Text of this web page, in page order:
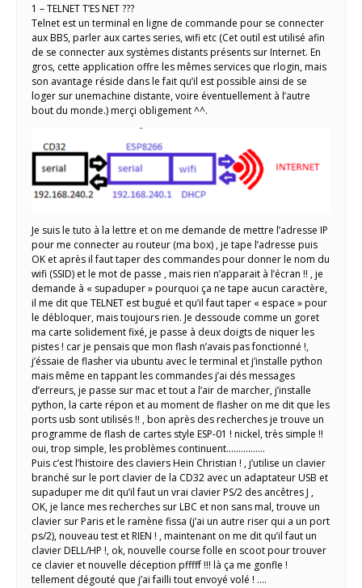
1 – TELNET T’ES NET ???
Telnet est un terminal en ligne de commande pour se connecter
aux BBS, parler aux cartes series, wifi etc (Cet outil est utilisé afin
de se connecter aux systèmes distants présents sur Internet. En
gros, cette application offre les mêmes services que rlogin, mais
son avantage réside dans le fait qu’il est possible ainsi de se
loger sur unemachine distante, voire éventuellement à l’autre
bout du monde.) merçi obligement ^^.
Je suis le tuto à la lettre et on me demande de mettre l’adresse IP
pour me connecter au routeur (ma box) , je tape l’adresse puis
OK et après il faut taper des commandes pour donner le nom du
wifi (SSID) et le mot de passe , mais rien n’apparait à l’écran !! , je
demande à « supaduper » pourquoi ça ne tape aucun caractère,
il me dit que TELNET est bugué et qu’il faut taper « espace » pour
le débloquer, mais toujours rien. Je dessoude comme un goret
ma carte solidement fixé, je passe à deux doigts de niquer les
pistes ! car je pensais que mon flash n’avais pas fonctionné !,
j’éssaie de flasher via ubuntu avec le terminal et j’installe python
mais même en tappant les commandes j’ai dés messages
d’erreurs, je passe sur mac et tout a l’air de marcher, j’installe
python, la carte répon et au moment de flasher on me dit que les
ports usb sont utilisés !! , bon après des recherches je trouve un
programme de flash de cartes style ESP-01 ! nickel, très simple !!
oui, trop simple, les problèmes continuent…………….
Puis c’est l’histoire des claviers Hein Christian ! , j’utilise un clavier
branché sur le port clavier de la CD32 avec un adaptateur USB et
supaduper me dit qu’il faut un vrai clavier PS/2 des ancêtres J ,
OK, je lance mes recherches sur LBC et non sans mal, trouve un
clavier sur Paris et le ramène fissa (j’ai un autre riser qui a un port
ps/2), nouveau test et RIEN ! , maintenant on me dit qu’il faut un
clavier DELL/HP !, ok, nouvelle course folle en scoot pour trouver
ce clavier et nouvelle déception pfffff !!! là ça me gonfle !
tellement dégouté que j’ai failli tout envoyé volé ! ….